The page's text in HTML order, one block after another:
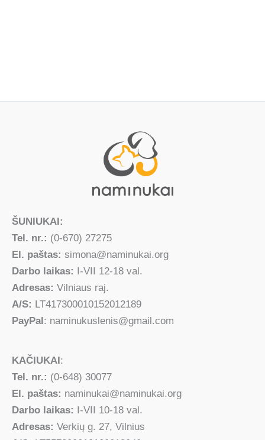
ŠUNIUKAI:
Tel. nr.: (0-670) 27275
El. paštas: simona@naminukai.org
Darbo laikas: I-VII 12-18 val.
Adresas: Vilniaus raj.
A/S: LT417300010152012189
PayPal: naminukuslenis@gmail.com
KAČIUKAI :
Tel. nr.: (0-648) 30077
El. paštas: naminukai@naminukai.org
Darbo laikas:
I-VII 10-18 val.
Adresas: Verkių g. 27, Vilnius